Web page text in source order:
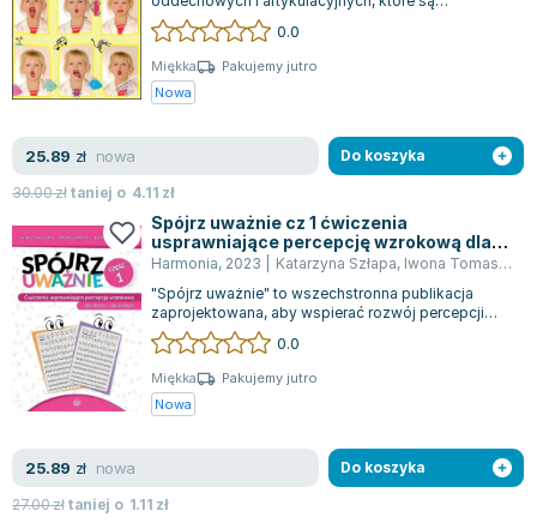
skierowane do dzieci w wieku od 4 do 7 lat....
0.0
Miękka
Pakujemy jutro
Nowa
25.89 zł nowa
30.00złtaniej o 4.11 zł
Do koszyka
Spójrz uważnie cz 1 ćwiczenia
usprawniające percepcję wzrokową dla
dzieci i dorosłych
Harmonia, 2023 Katarzyna Szłapa, Iwona Tomasik
"Spójrz uważnie" to wszechstronna publikacja
zaprojektowana, aby wspierać rozwój percepcji
wzrokowej, naukę liter oraz czytania, a...
0.0
Miękka
Pakujemy jutro
Nowa
25.89 zł nowa
27.00złtaniej o 1.11 zł
Do koszyka